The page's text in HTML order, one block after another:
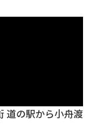
道の駅から小舟渡